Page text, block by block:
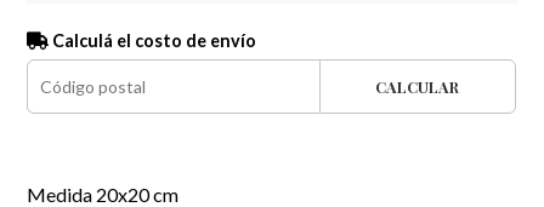
Calculá el costo de envío
CALCULAR
Medida 20x20 cm